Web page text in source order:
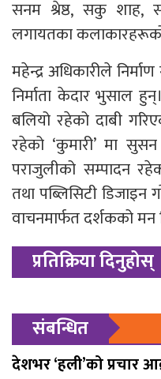
सनम श्रेष्ठ, सकु शाह,
लगायतका
महेन्द्र अधिकारीले
निर्माता केदार भुसाल
बलियो रहेको दाबी
रहेको ‘कुमारी’ मा सुसन
पराजुलीको सम्पादन
तथा पब्लिसिटी
वाचनमार्फत दर्शकको मन
प्रतिक्रिया दिनुहोस्
संबन्धित
देशभर ‘हली’को प्रचार